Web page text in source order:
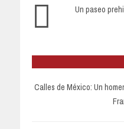
Un paseo
Calles de México: Un